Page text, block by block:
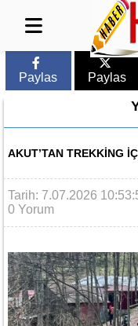
Paylas Paylas
AKUT’TAN TREKKING
Tarih: 7.07.2026
0 Yorum